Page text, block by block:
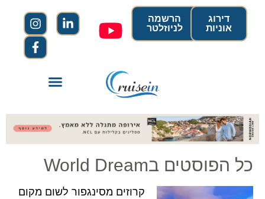
הרשמה
לניוזלטר
דירוג
אוניות
כל הפוסטים בWorld Dream
קרוזים מסינגפור לשום מקום